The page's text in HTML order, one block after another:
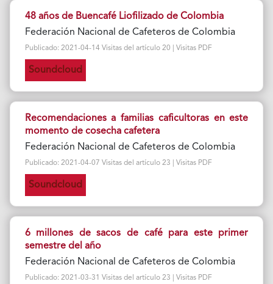
48 años de Buencafé Liofilizado de Colombia
Federación Nacional de Cafeteros de Colombia
Publicado: 2021-04-14 Visitas del artículo 20 | Visitas PDF
Soundcloud
Recomendaciones a familias caficultoras en este
momento de cosecha cafetera
Federación Nacional de Cafeteros de Colombia
Publicado: 2021-04-07 Visitas del artículo 23 | Visitas PDF
Soundcloud
6 millones de sacos de café para este primer
semestre del año
Federación Nacional de Cafeteros de Colombia
Publicado: 2021-03-31 Visitas del artículo 23 | Visitas PDF